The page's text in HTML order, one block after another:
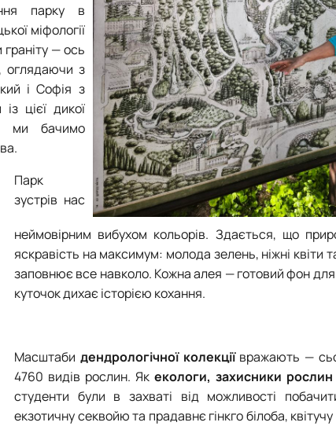
парку в
міфології
— ось
оглядаючи з
і Софія з
цієї дикої
ми бачимо
Парк
зустрів нас
неймовірним вибухом кольорів. Здається, що
яскравість на максимум: молода зелень, ніжні квіти
заповнює все навколо. Кожна алея — готовий фон для
куточок дихає історією кохання.
Масштаби дендрологічної колекції вражають —
4760 видів рослин. Як екологи, захисники рослин
студенти були в захваті від можливості
екзотичну секвойю та прадавнє гінкго білоба,